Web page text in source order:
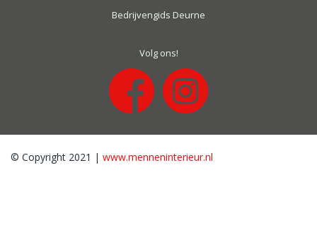
Bedrijvengids Deurne
Volg ons!
© Copyright 2021 | www.menneninterieur.nl